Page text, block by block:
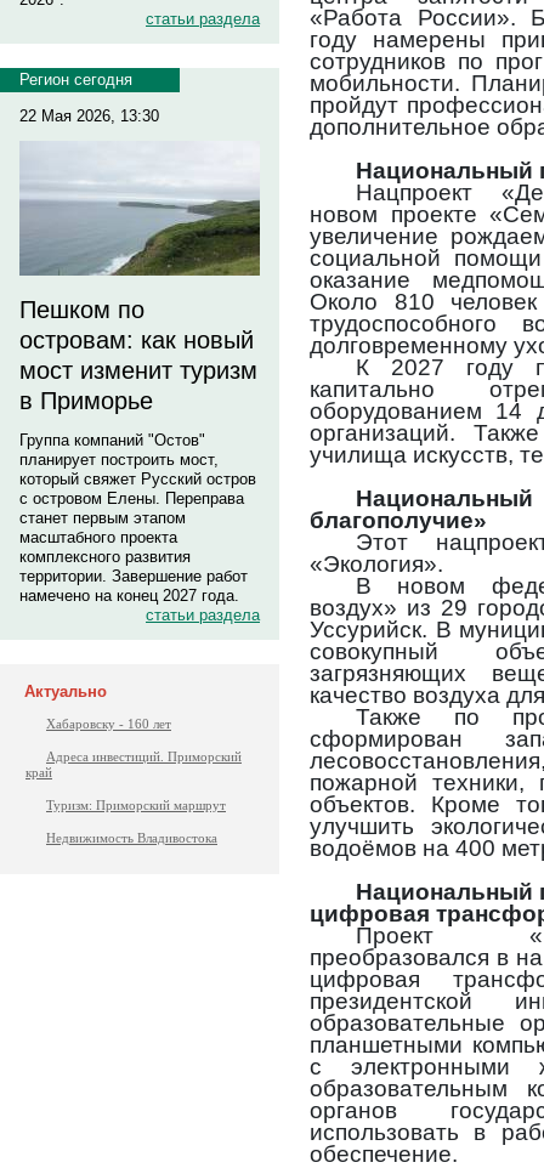
статьи раздела
Регион сегодня
22 Мая 2026, 13:30
Пешком по
островам: как новый
мост изменит туризм
в Приморье
Группа компаний "Остов"
планирует построить мост,
который свяжет Русский остров
с островом Елены. Переправа
станет первым этапом
масштабного проекта
комплексного развития
территории. Завершение работ
намечено на конец 2027 года.
статьи раздела
Актуально
Хабаровску - 160 лет
Адреса инвестиций. Приморский
край
Туризм: Приморский маршрут
Недвижимость Владивостока
«Работа России».
году намерены
сотрудников по
мобильности.
пройдут
дополнительное
Национальный
Нацпроект
новом проекте
увеличение
социальной
оказание
Около 810
трудоспособного
долговременному
К 2027 году
капитально
оборудованием 14
организаций.
училища искусств,
благополучие»
Этот
«Экология».
В новом
воздух» из 29
Уссурийск. В
совокупный
загрязняющих
качество воздуха
Также по
сформирован
пожарной техники,
объектов. Кроме
улучшить
водоёмов на 400
Национальный
цифровая
Проект
преобразовался в
цифровая
президентской
образовательные
планшетными
с электронными
образовательным
органов
использовать в
обеспечение.